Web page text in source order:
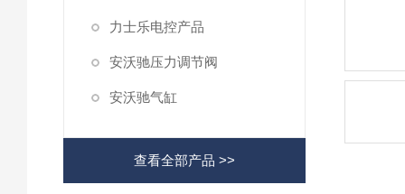
力士乐电控产品
安沃驰压力调节阀
安沃驰气缸
查看全部产品 >>